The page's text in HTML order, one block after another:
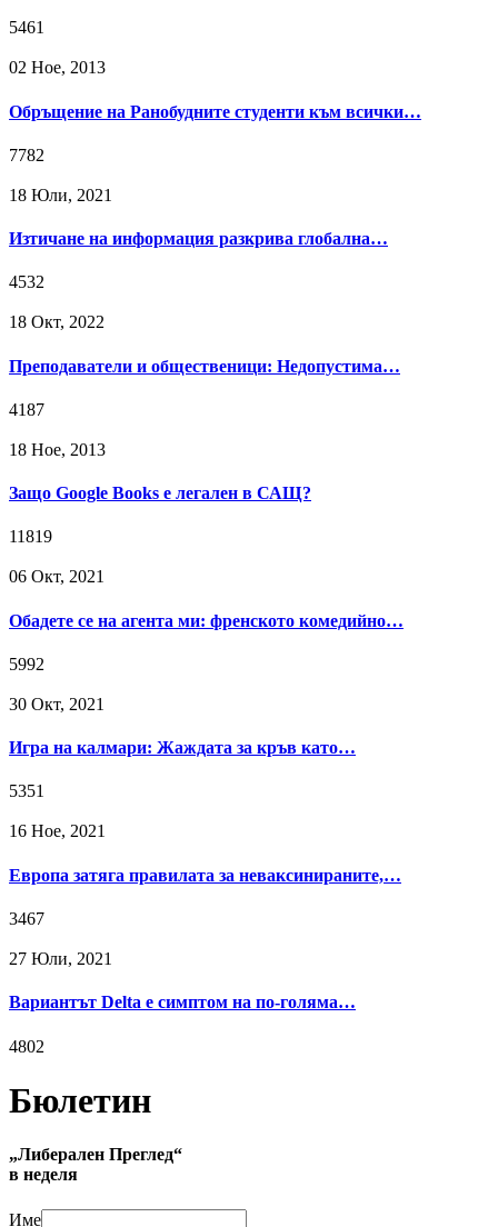
5461
02 Ное, 2013
Обръщение на Ранобудните студенти към всички…
7782
18 Юли, 2021
Изтичане на информация разкрива глобална…
4532
18 Окт, 2022
Преподаватели и общественици: Недопустима…
4187
18 Ное, 2013
Защо Google Books е легален в САЩ?
11819
06 Окт, 2021
Обадете се на агента ми: френското комедийно…
5992
30 Окт, 2021
Игра на калмари: Жаждата за кръв като…
5351
16 Ное, 2021
Европа затяга правилата за неваксинираните,…
3467
27 Юли, 2021
Вариантът Delta е симптом на по-голяма…
4802
Бюлетин
„Либерален Преглед“
в неделя
Име